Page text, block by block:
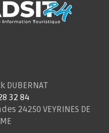
DUBERNAT
32 84
24250 VEYRINES DE